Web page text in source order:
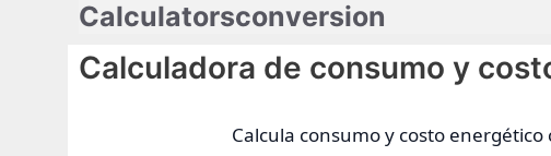
contenido
Calculatorsconversion
Calculadora de consumo y
Calcula consumo y costo